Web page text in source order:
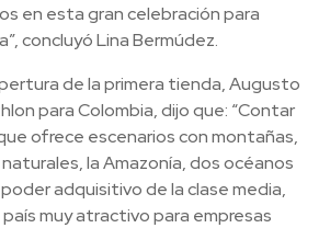
en esta gran celebración para
concluyó Lina Bermúdez.
de la primera tienda, Augusto
para Colombia, dijo que: “Contar
ofrece escenarios con montañas,
la Amazonía, dos océanos
adquisitivo de la clase media,
muy atractivo para empresas